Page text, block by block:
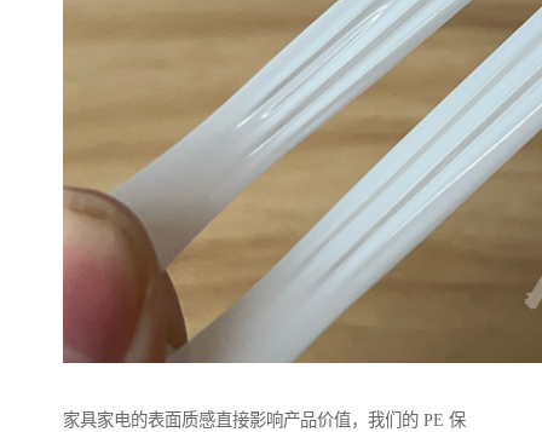
家具家电的表面质感直接影响产品价值，我们的 PE 保